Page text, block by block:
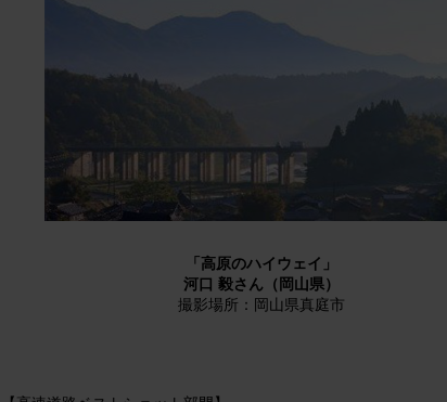
「高原のハイウェイ」
河口 毅さん（岡山県）
撮影場所：岡山県真庭市